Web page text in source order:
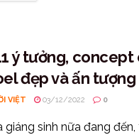
ý tưởng, concept
đẹp và ấn
VIỆT 03/12/2022 0
giáng sinh nữa đang